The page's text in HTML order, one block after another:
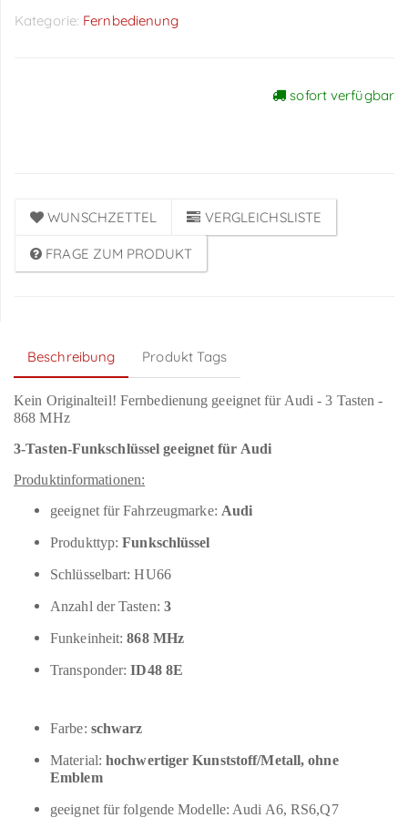
Kategorie: Fernbedienung
sofort verfügbar
WUNSCHZETTEL VERGLEICHSLISTE
FRAGE ZUM PRODUKT
Beschreibung Produkt Tags
Kein Originalteil! Fernbedienung geeignet für Audi - 3 Tasten -
868 MHz
3-Tasten-Funkschlüssel geeignet für Audi
Produktinformationen:
geeignet für Fahrzeugmarke: Audi
Produkttyp:Funkschlüssel
Schlüsselbart: HU66
Anzahl der Tasten: 3
Funkeinheit:868 MHz
Transponder: ID48 8E
Farbe: schwarz
Material: hochwertiger Kunststoff/Metall, ohne
Emblem
geeignet für folgende Modelle: Audi A6, RS6,Q7